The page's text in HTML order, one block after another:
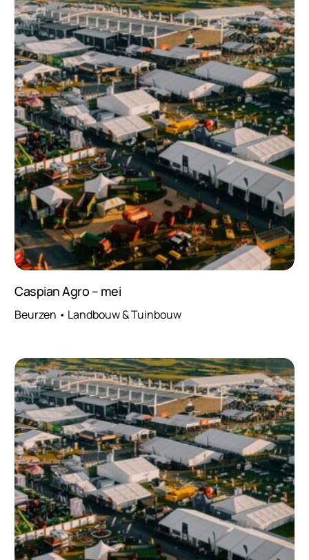
Caspian Agro – mei
Beurzen • Landbouw & Tuinbouw